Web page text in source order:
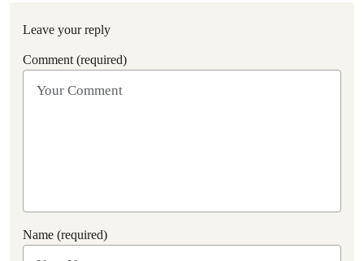
Leave your reply
Comment (required)
Name (required)